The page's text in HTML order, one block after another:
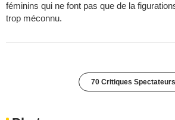
féminins qui ne font pas que de la
trop méconnu.
70 Critiques Spectateurs